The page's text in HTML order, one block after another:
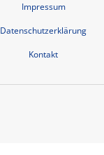
Impressum
Datenschutzerklärung
Kontakt